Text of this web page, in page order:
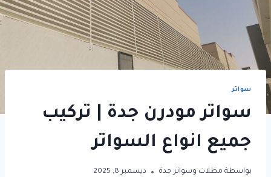
سواتر
سواتر مودرن جدة | تركيب
جميع انواع السواتر
بواسطة مظلات وسواتر جدة ديسمبر 8, 2025